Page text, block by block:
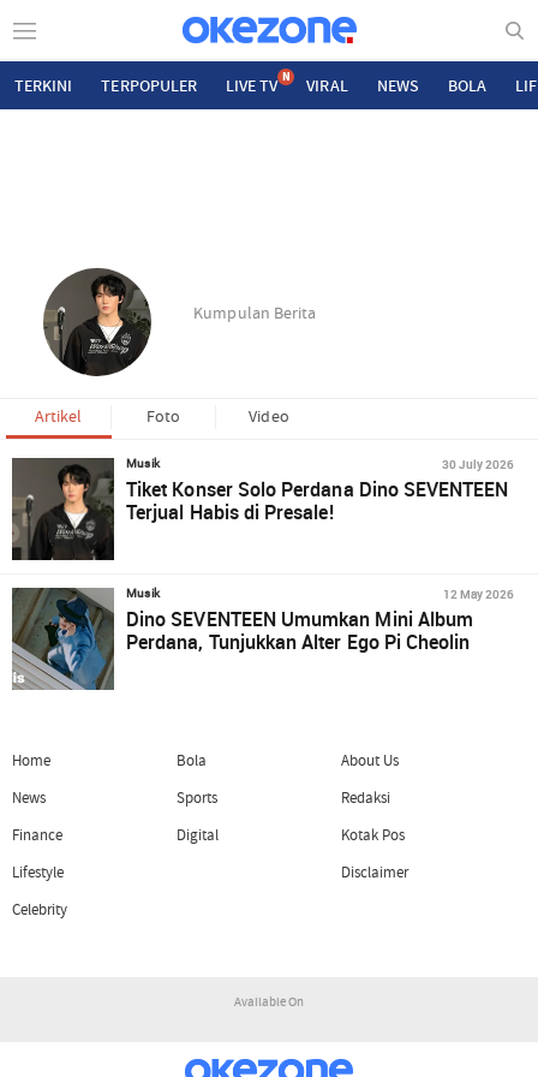
TERKINI TERPOPULER LIVE TV N VIRAL NEWS BOLA
Kumpulan Berita
Artikel Foto Video
Musik 30 July 2026
Tiket Konser Solo Perdana Dino SEVENTEEN
Terjual Habis di Presale!
Musik 12 May 2026
Dino SEVENTEEN Umumkan Mini Album
Perdana, Tunjukkan Alter Ego Pi Cheolin
Home
News
Finance
Lifestyle
Celebrity
Bola
Sports
Digital
About Us
Redaksi
Kotak Pos
Disclaimer
Available On